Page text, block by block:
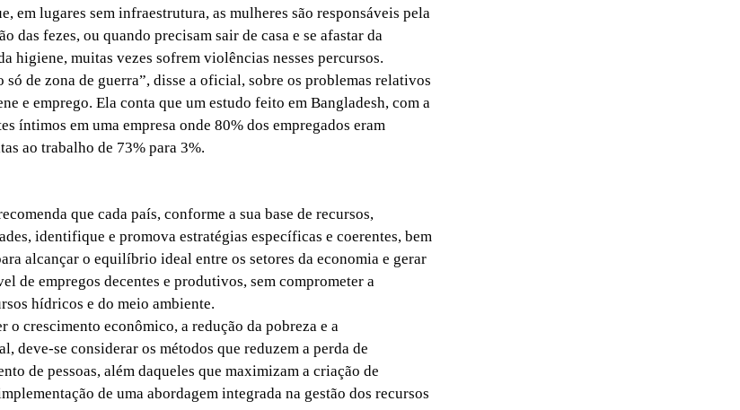
em lugares sem infraestrutura, as mulheres são responsáveis pela
das fezes, ou quando precisam sair de casa e se afastar da
higiene, muitas vezes sofrem violências nesses percursos.
de zona de guerra”, disse a oficial, sobre os problemas relativos
e emprego. Ela conta que um estudo feito em Bangladesh, com a
íntimos em uma empresa onde 80% dos empregados eram
ao trabalho de 73% para 3%.
que cada país, conforme a sua base de recursos,
identifique e promova estratégias específicas e coerentes, bem
alcançar o equilíbrio ideal entre os setores da economia e gerar
de empregos decentes e produtivos, sem comprometer a
hídricos e do meio ambiente.
o crescimento econômico, a redução da pobreza e a
deve-se considerar os métodos que reduzem a perda de
de pessoas, além daqueles que maximizam a criação de
de uma abordagem integrada na gestão dos recursos